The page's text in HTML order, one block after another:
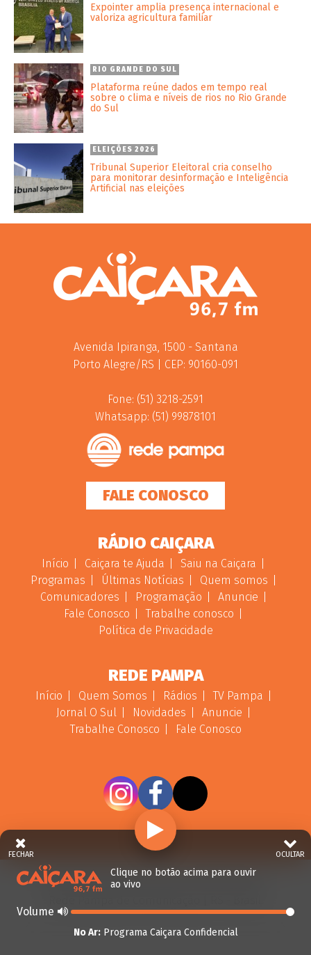
Expointer amplia presença internacional e
valoriza agricultura familiar
RIO GRANDE DO SUL
Plataforma reúne dados em tempo real
sobre o clima e níveis de rios no Rio Grande
do Sul
ELEIÇÕES 2026
Tribunal Superior Eleitoral cria conselho
para monitorar desinformação e Inteligência
Artificial nas eleições
Avenida Ipiranga, 1500 - Santana
Porto Alegre/RS | CEP: 90160-091
Fone: (51) 3218-2591
Whatsapp: (51) 99878101
FALE CONOSCO
RÁDIO CAIÇARA
Início Caiçara te Ajuda
Saiu na Caiçara
Programas
Últimas Notícias
Quem somos
Comunicadores
Programação
Anuncie
Fale Conosco
Trabalhe conosco
Política de Privacidade
REDE PAMPA
Início Quem Somos Rádios
TV Pampa
Jornal O Sul
Novidades
Anuncie
Trabalhe Conosco
Fale Conosco
© 2026 - Direitos Reservados - Rádio Caiçara -
OCULTAR
FECHAR
Clique no botão acima para ouvir
ao vivo
Volume
No Ar:Programa Caiçara Confidencial